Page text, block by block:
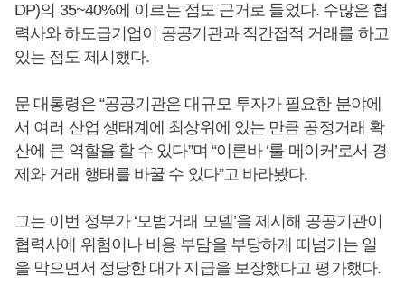
DP)의 35~40%에 이르는 점도 근거로 들었다. 수많은 협
력사와 하도급기업이 공공기관과 직간접적 거래를 하고
있는 점도 제시했다.
문 대통령은 “공공기관은 대규모 투자가 필요한 분야에
서 여러 산업 생태계에 최상위에 있는 만큼 공정거래 확
산에 큰 역할을 할 수 있다”며 “이른바 ‘룰 메이커’로서 경
제와 거래 행태를 바꿀 수 있다”고 바라봤다.
그는 이번 정부가 ‘모범거래 모델’을 제시해 공공기관이
협력사에 위험이나 비용 부담을 부당하게 떠넘기는 일
을 막으면서 정당한 대가 지급을 보장했다고 평가했다.